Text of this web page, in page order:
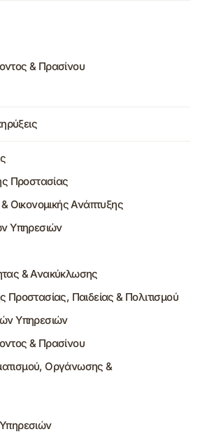
& Πρασίνου
Προστασίας
Οικονομικής Ανάπτυξης
Υπηρεσιών
& Ανακύκλωσης
Προστασίας, Παιδείας & Πολιτισμού
Υπηρεσιών
& Πρασίνου
Οργάνωσης &